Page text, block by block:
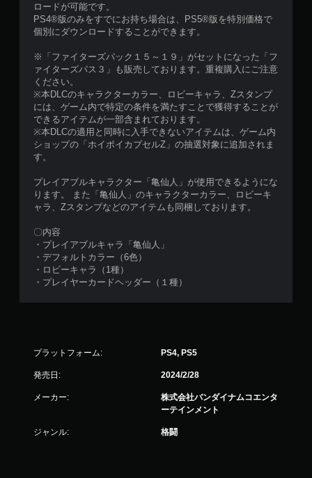
ロードが可能です。
PS4®版のみをすでにお持ち場合は、PS5®版を特別価格で
個別にダウンロードすることができます。
※「ファイターズパック１５～１９」がセットになった「フ
ァイターズパス３」も販売しております。重複購入にご注意
ください。
※本DLCのキャラクターカラー、ロビーキャラ、Zスタンプ
には、ゲーム内で特定の条件を満たすことで獲得することが
できるアイテムが一部含まれております。
※本DLCの適用と同時に入手できないアイテムは、ゲーム内
ショップの「ホイポイカプセルZ」の抽選対象に追加されま
す。
プレイアブルキャラクター「亀仙人」が使用できるようにな
ります。 また「亀仙人」のキャラクターカラー、ロビーキ
ャラ、Zスタンプなどのアイテムも同梱しております。
〇内容
・プレイアブルキャラ「亀仙人」
・デフォルトカラー（6色）
・ロビーキャラ（1種）
・プレイヤーカードヘッダー（１種）
プラットフォーム: PS4, PS5
発売日: 2024/2/28
メーカー:
株式会社バンダイナムコエンタ
ーテインメント
ジャンル: 格闘